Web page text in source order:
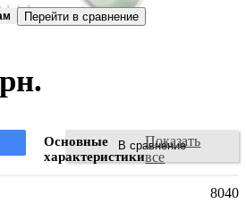
В сравнение
Основные
характеристики
Показать
все
8040
Перейти в сравнение